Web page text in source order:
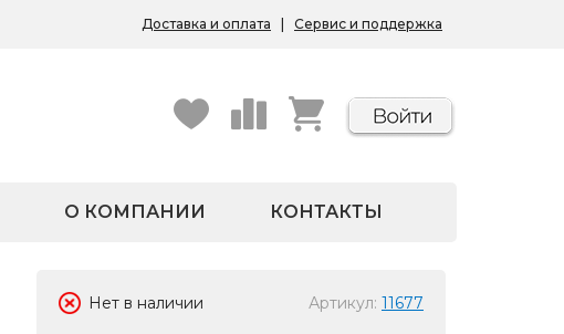
Доставка и оплата Сервис и поддержка
О КОМПАНИИ КОНТАКТЫ
Нет в наличии Артикул: 11677